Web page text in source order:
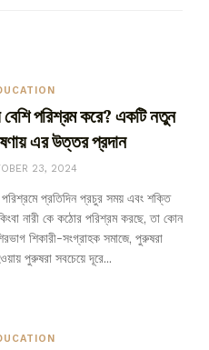
বেশি পরিশ্রম করে? একটি নতুন
এর উত্তর প্রদান
23, 2024
পরিশ্রমে প্রতিদিন প্রচুর সময় এবং শক্তি
নারী কে কঠোর পরিশ্রম করছে, তা কোন
শিকারী-সংগ্রাহক সমাজে, পুরুষরা
পুরুষরা‌ সবচেয়ে দূরে...